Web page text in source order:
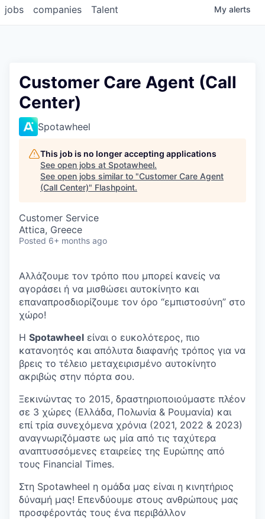
jobs companies Talent My alerts
Customer Care Agent (Call
Center)
Spotawheel
This job is no longer accepting applications
See open jobs at Spotawheel.
See open jobs similar to "Customer Care Agent
(Call Center)" Flashpoint.
Customer Service
Attica, Greece
Posted 6+ months ago
Αλλάζουμε τον τρόπο που μπορεί κανείς να
αγοράσει ή να μισθώσει αυτοκίνητο και
επαναπροσδιορίζουμε τον όρο “εμπιστοσύνη” στο
χώρο!
Η Spotawheel είναι ο ευκολότερος, πιο
κατανοητός και απόλυτα διαφανής τρόπος για να
βρεις το τέλειο μεταχειρισμένο αυτοκίνητο
ακριβώς στην πόρτα σου.
Ξεκινώντας το 2015, δραστηριοποιούμαστε πλέον
σε 3 χώρες (Ελλάδα, Πολωνία & Ρουμανία) και
επί τρία συνεχόμενα χρόνια (2021, 2022 & 2023)
αναγνωριζόμαστε ως μία από τις ταχύτερα
αναπτυσσόμενες εταιρείες της Ευρώπης από
τους Financial Times.
Στη Spotawheel η ομάδα μας είναι η κινητήριος
δύναμή μας! Επενδύουμε στους ανθρώπους μας
προσφέροντάς τους ένα περιβάλλον